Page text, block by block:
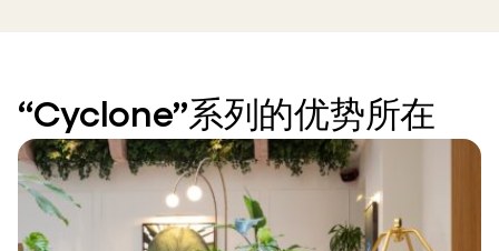
“Cyclone”系列的优势所在